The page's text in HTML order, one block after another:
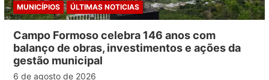
MUNICÍPIOS ÚLTIMAS NOTICIAS
Campo Formoso celebra 146 anos com
balanço de obras, investimentos e ações da
gestão municipal
6 de agosto de 2026